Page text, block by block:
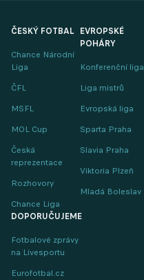
ČESKÝ FOTBAL
Chance Národní
Liga
ČFL
MSFL
MOL Cup
Česká
reprezentace
Rozhovory
Chance Liga
EVROPSKÉ
POHÁRY
Konferenční liga
Liga mistrů
Evropská liga
Sparta Praha
Slavia Praha
Viktoria Plzeň
Mladá Boleslav
DOPORUČUJEME
Fotbalové zprávy
na Livesportu
Eurofotbal.cz